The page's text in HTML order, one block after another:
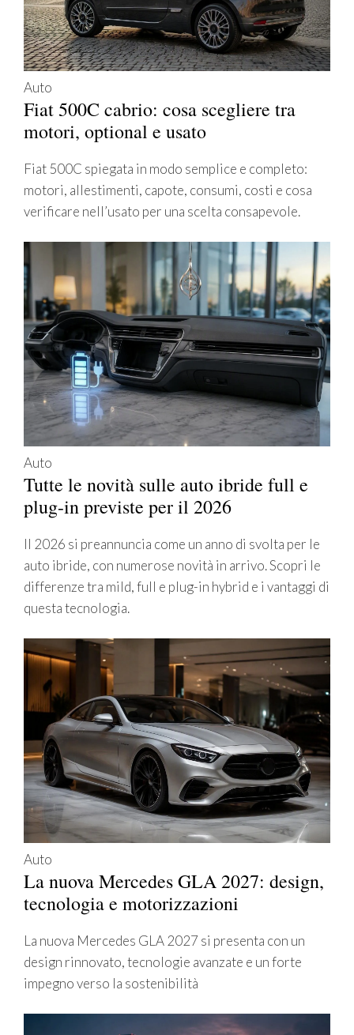
Auto
Fiat 500C cabrio: cosa scegliere tra
motori, optional e usato
Fiat 500C spiegata in modo semplice e completo:
motori, allestimenti, capote, consumi, costi e cosa
verificare nell’usato per una scelta consapevole.
Auto
Tutte le novità sulle auto ibride full e
plug-in previste per il 2026
Il 2026 si preannuncia come un anno di svolta per le
auto ibride, con numerose novità in arrivo. Scopri le
differenze tra mild, full e plug-in hybrid e i vantaggi di
questa tecnologia.
Auto
La nuova Mercedes GLA 2027: design,
tecnologia e motorizzazioni
La nuova Mercedes GLA 2027 si presenta con un
design rinnovato, tecnologie avanzate e un forte
impegno verso la sostenibilità